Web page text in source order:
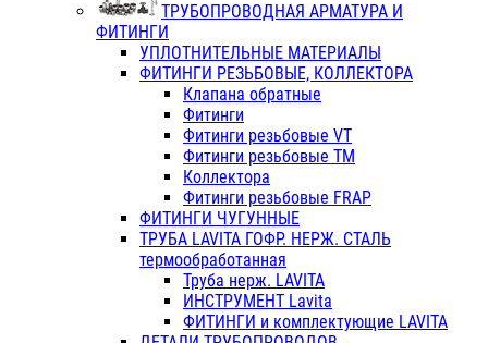
ТРУБОПРОВОДНАЯ АРМАТУРА И
ФИТИНГИ
УПЛОТНИТЕЛЬНЫЕ МАТЕРИАЛЫ
ФИТИНГИ РЕЗЬБОВЫЕ, КОЛЛЕКТОРА
Клапана обратные
Фитинги
Фитинги резьбовые VT
Фитинги резьбовые ТМ
Коллектора
Фитинги резьбовые FRAP
ФИТИНГИ ЧУГУННЫЕ
ТРУБА LAVITA ГОФР. НЕРЖ. СТАЛЬ
термообработанная
Труба нерж. LAVITA
ИНСТРУМЕНТ Lavita
ФИТИНГИ и комплектующие LAVITA